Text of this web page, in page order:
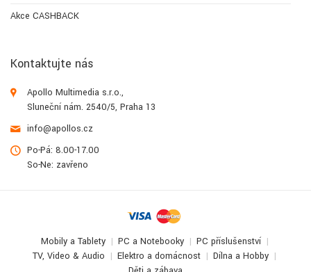
Akce CASHBACK
Kontaktujte nás
Apollo Multimedia s.r.o.,
Sluneční nám. 2540/5, Praha 13
info@apollos.cz
Po-Pá: 8.00-17.00
So-Ne: zavřeno
Mobily a Tablety PC a Notebooky
PC příslušenství
TV, Video & Audio
Elektro a domácnost
Dílna a Hobby